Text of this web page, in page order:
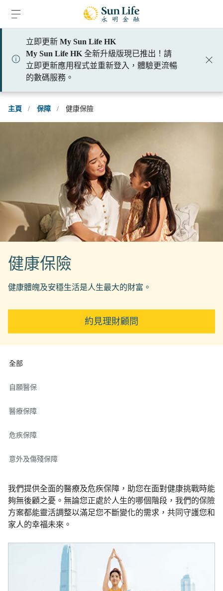
立即更新 My Sun Life HK
My Sun Life HK 全新升級版現已推出！請
立即更新應用程式並重新登入，體驗更流暢
的數碼服務。
主頁 / 保障 / 健康保險
健康保險
健康體魄及安穩生活是人生最大的財富。
約見理財顧問
全部
自願醫保
醫療保障
危疾保障
意外及傷殘保障
我們提供全面的醫療及危疾保障，助您在面對健康挑戰時能
夠無後顧之憂。無論您正處於人生的哪個階段，我們的保險
方案都能靈活調整以滿足您不斷變化的需求，共同守護您和
家人的幸福未來。